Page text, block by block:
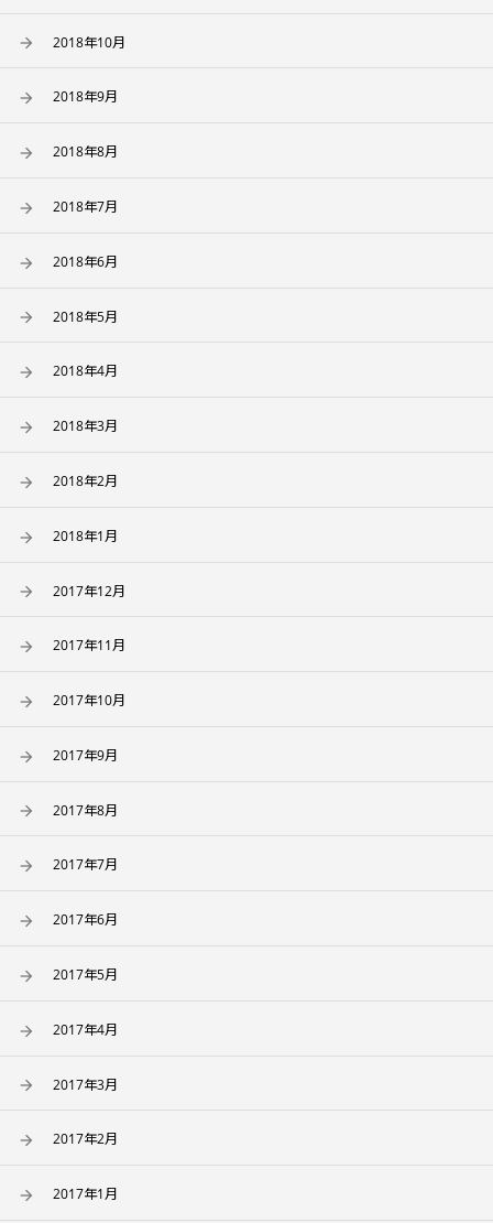
2018年10月
2018年9月
2018年8月
2018年7月
2018年6月
2018年5月
2018年4月
2018年3月
2018年2月
2018年1月
2017年12月
2017年11月
2017年10月
2017年9月
2017年8月
2017年7月
2017年6月
2017年5月
2017年4月
2017年3月
2017年2月
2017年1月